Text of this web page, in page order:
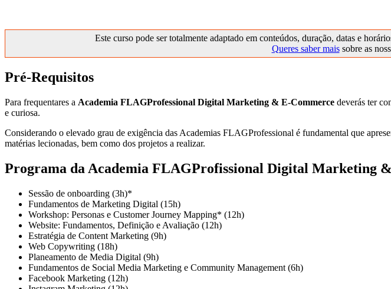
Este curso pode ser totalmente adaptado em conteúdos, duração, datas e
Queres saber maissobre as
Pré-Requisitos
Para frequentares a Academia FLAGProfessional Digital Marketing & E-Commerce deverás ter
e curiosa.
Considerando o elevado grau de exigência das Academias FLAGProfessional é fundamental que
matérias lecionadas, bem como dos projetos a realizar.
Programa da Academia FLAGProfissional Digital Marketing
Sessão de onboarding (3h)*
Fundamentos de Marketing Digital (15h)
Workshop: Personas e Customer Journey Mapping* (12h)
Website: Fundamentos, Definição e Avaliação (12h)
Estratégia de Content Marketing (9h)
Web Copywriting (18h)
Planeamento de Media Digital (9h)
Fundamentos de Social Media Marketing e Community Management (6h)
Facebook Marketing (12h)